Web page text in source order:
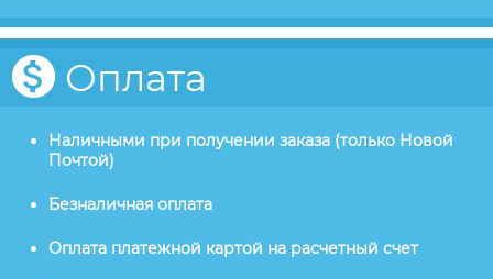
Оплата
Наличными при получении заказа (только Новой
Почтой)
Безналичная оплата
Оплата платежной картой на расчетный счет